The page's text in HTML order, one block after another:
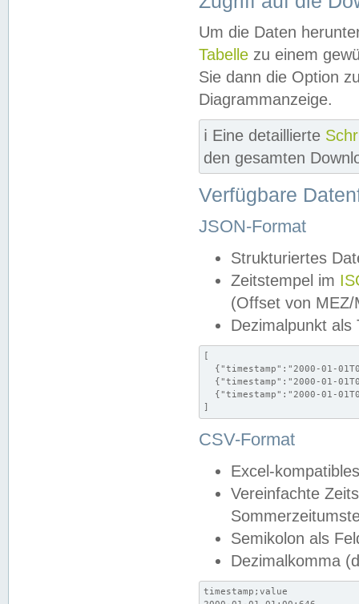
Um die Daten
Tabelle zu einem
Sie dann die Option
Diagrammanzeige.
ℹ️ Eine detaillierte
den gesamten
Verfügbare
JSON-Format
Strukturiertes
Zeitstempel im
(Offset von MEZ/
Dezimalpunkt als
[
{"timestamp":"2000-01-
{"timestamp":"2000-01-
{"timestamp":"2000-01-
]
CSV-Format
Excel-
Vereinfachte
Semikolon als
Dezimalkomma
timestamp;value